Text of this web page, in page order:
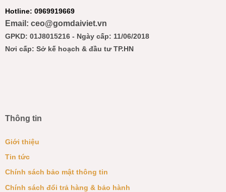
Hotline: 0969919669
Email: ceo@gomdaiviet.vn
GPKD: 01J8015216 - Ngày cấp: 11/06/2018
Nơi cấp: Sở kế hoạch & đầu tư TP.HN
Thông tin
Giới thiệu
Tin tức
Chính sách bảo mật thông tin
Chính sách đổi trả hàng & bảo hành